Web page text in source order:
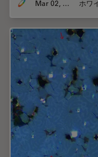
Mar 02, 2026